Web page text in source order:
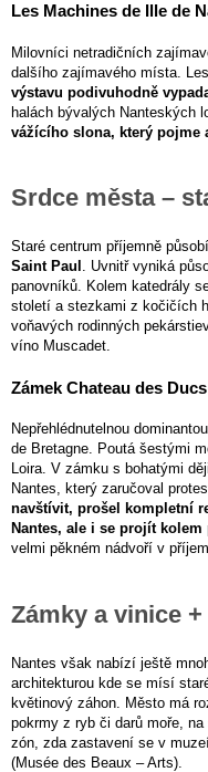
Les Machines de Ille de
Milovníci netradičních
dalšího zajímavého místa.
výstavu podivuhodně
halách bývalých Nanteských
vážícího slona, ​​který pojme
Srdce města –
Staré centrum příjemně
Saint Paul . Uvnitř vyniká
panovníků. Kolem katedrály
století a stezkami z kočičích
voňavých rodinných
víno Muscadet.
Zámek Chateau des
Nepřehlédnutelnou
de Bretagne. Poutá šestými
Loira. V zámku s bohatými
Nantes, který zaručoval
navštívit, prošel kompletní
Nantes, ale i se projít
velmi pěkném nádvoří v
Zámky a vinice
Nantes však nabízí ještě
architekturou kde se mísí
květinový záhon. Město má
pokrmy z ryb či darů moře,
zón, zda zastavení se v
(Musée des Beaux – Arts).